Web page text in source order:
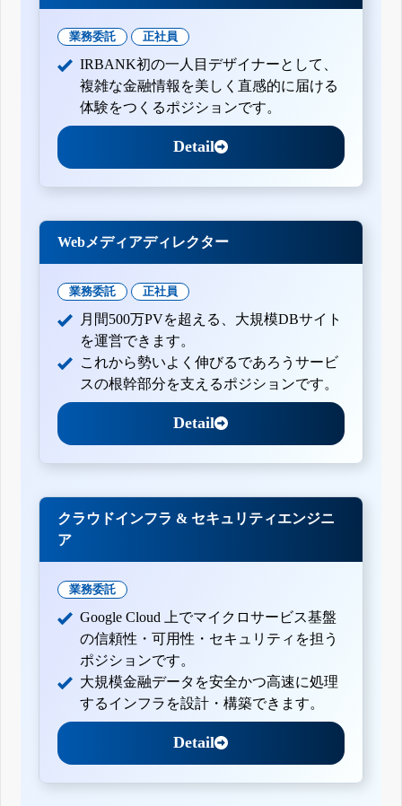
業務委託 正社員
IRBANK初の一人目デザイナーとして、
複雑な金融情報を美しく直感的に届ける
体験をつくるポジションです。
Detail
Webメディアディレクター
業務委託 正社員
月間500万PVを超える、大規模DBサイト
を運営できます。
これから勢いよく伸びるであろうサービ
スの根幹部分を支えるポジションです。
Detail
クラウドインフラ & セキュリティエンジニ
ア
業務委託
Google Cloud 上でマイクロサービス基盤
の信頼性・可用性・セキュリティを担う
ポジションです。
大規模金融データを安全かつ高速に処理
するインフラを設計・構築できます。
Detail